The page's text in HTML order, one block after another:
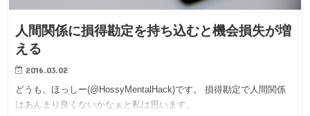
人間関係に損得勘定を持ち込むと機会損失が増
える
2016.03.02
どうも、ほっしー(@HossyMentalHack)です。 損得勘定で人間関係
はあんまり良くないかなぁと私は思います。